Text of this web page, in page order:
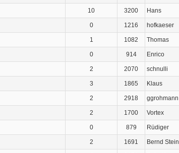
10 3200 Hans
0 1216 hofkaeser
1 1082 Thomas
0 914 Enrico
2 2070 schnulli
3 1865 Klaus
2 2918 ggrohmann
2 1700 Vortex
0 879 Rüdiger
2 1691 Bernd Stein